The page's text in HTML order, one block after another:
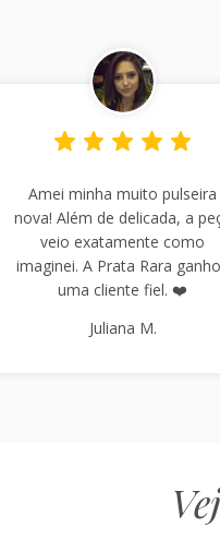
Amei minha muito pulseira
nova! Além de delicada, a
veio exatamente como
imaginei. A Prata Rara
uma cliente fiel. ❤️
Juliana M.